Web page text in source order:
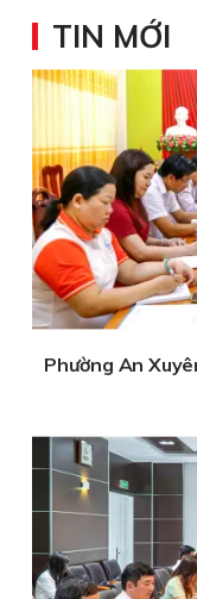
TIN MỚI
Phường An